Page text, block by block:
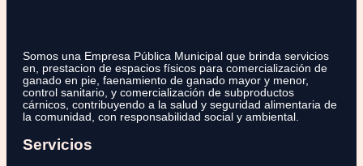
Somos una Empresa Pública Municipal que brinda servicios
en, prestacion de espacios físicos para comercialización de
ganado en pie, faenamiento de ganado mayor y menor,
control sanitario, y comercialización de subproductos
cárnicos, contribuyendo a la salud y seguridad alimentaria de
la comunidad, con responsabilidad social y ambiental.
Servicios